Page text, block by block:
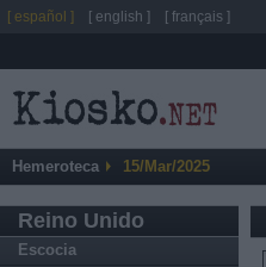
Hemeroteca 15/Mar/2025
Reino Unido
Escocia
[ español ] [ english ] [ français ]